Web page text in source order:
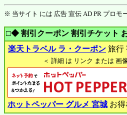
※ 当サイト には 広告 宣伝 AD PR プロモ
□◆ 割引クーポン 割引チケット
楽天トラベル ラ・クーポン 旅行
＜ 詳細 は リンク または 画
ホットペッパー グルメ 宮城 お